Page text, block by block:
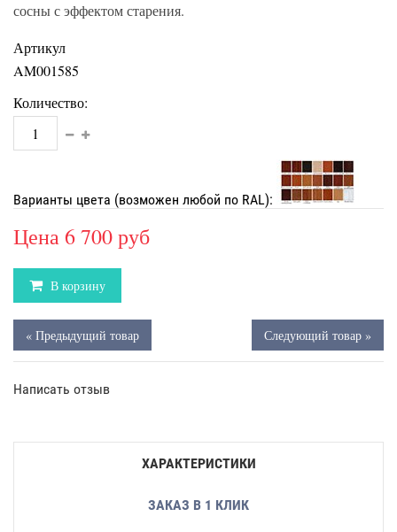
сосны с эффектом старения.
Артикул
AM001585
Количество:
Варианты цвета (возможен любой по RAL):
Цена6 700 руб
В корзину
« Предыдущий товар Следующий товар »
Написать отзыв
ХАРАКТЕРИСТИКИ
ЗАКАЗ В 1 КЛИК